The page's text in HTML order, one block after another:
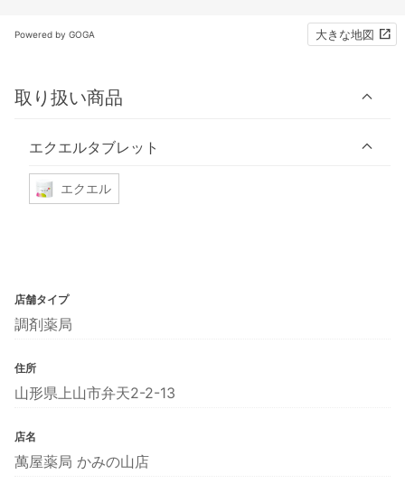
Powered by GOGA 大きな地図
取り扱い商品
エクエルタブレット
エクエル
店舗タイプ
調剤薬局
住所
山形県上山市弁天2-2-13
店名
萬屋薬局 かみの山店